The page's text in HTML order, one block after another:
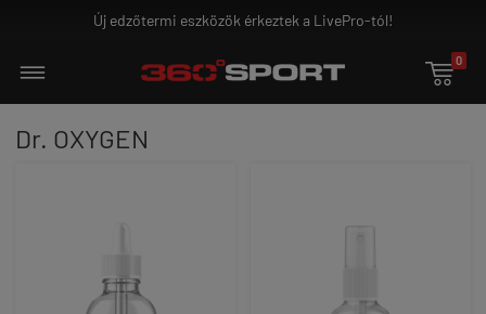
Új edzőtermi eszközök érkeztek a LivePro-tól!

0
Dr. OXYGEN